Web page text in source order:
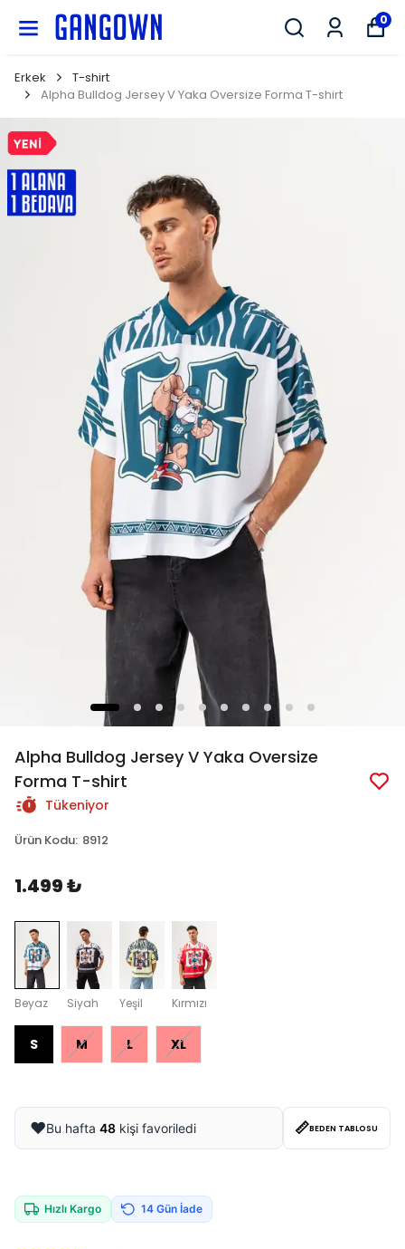
0
Erkek
T-shirt
Alpha Bulldog Jersey V Yaka Oversize Forma T-shirt
Alpha Bulldog Jersey V Yaka Oversize
Forma T-shirt
Tükeniyor
Ürün Kodu: 8912
1.499 ₺
Beyaz Siyah Yeşil Kırmızı
S M L XL
❤️Bu hafta 48 kişi favoriledi 📏BEDEN TABLOSU
Hızlı Kargo 14 Gün İade